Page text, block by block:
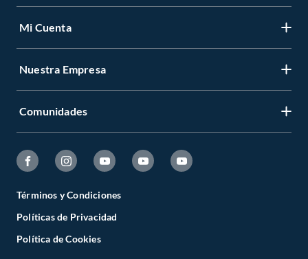
Mi Cuenta
Nuestra Empresa
Comunidades
Términos y Condiciones
Políticas de Privacidad
Política de Cookies